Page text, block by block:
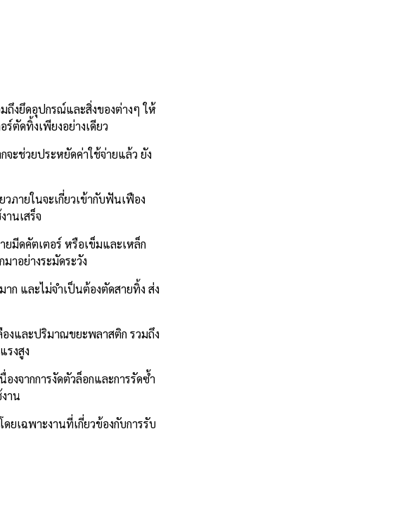
ถึงยึดอุปกรณ์และสิ่งของต่างๆ ให้
ร์ตัดทิ้งเพียงอย่างเดียว
จะช่วยประหยัดค่าใช้จ่ายแล้ว ยัง
ภายในจะเกี่ยวเข้ากับฟันเฟือง
านเสร็จ
มีดคัตเตอร์ หรือเข็มและเหล็ก
าอย่างระมัดระวัง
าก และไม่จำเป็นต้องตัดสายทิ้ง ส่ง
องและปริมาณขยะพลาสติก รวมถึง
รงสูง
งจากการงัดตัวล็อกและการรัดซ้ำ
าน
ยเฉพาะงานที่เกี่ยวข้องกับการรับ